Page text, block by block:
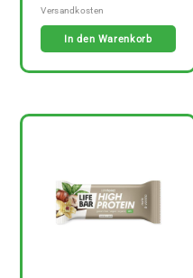
In den Warenkorb